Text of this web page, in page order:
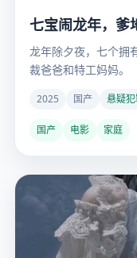
七宝闹龙年，爹
龙年除夕夜，七个拥
裁爸爸和特工妈妈。
2025 国产 悬疑
国产 电影 家庭